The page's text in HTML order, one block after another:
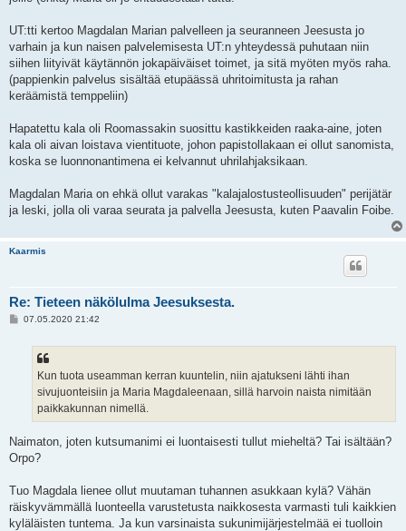
UT:tti kertoo Magdalan Marian palvelleen ja seuranneen Jeesusta jo
varhain ja kun naisen palvelemisesta UT:n yhteydessä puhutaan niin
siihen liityivät käytännön jokapäiväiset toimet, ja sitä myöten myös raha.
(pappienkin palvelus sisältää etupäässä uhritoimitusta ja rahan
keräämistä temppeliin)
Hapatettu kala oli Roomassakin suosittu kastikkeiden raaka-aine, joten
kala oli aivan loistava vientituote, johon papistollakaan ei ollut sanomista,
koska se luonnonantimena ei kelvannut uhrilahjaksikaan.
Magdalan Maria on ehkä ollut varakas "kalajalostusteollisuuden" perijätär
ja leski, jolla oli varaa seurata ja palvella Jeesusta, kuten Paavalin Foibe.
Kaarmis
Re: Tieteen näkölulma Jeesuksesta.
V07.05.2020 21:42
Kun tuota useamman kerran kuuntelin, niin ajatukseni lähti ihan
sivujuonteisiin ja Maria Magdaleenaan, sillä harvoin naista nimitään
paikkakunnan nimellä.
Naimaton, joten kutsumanimi ei luontaisesti tullut mieheltä? Tai isältään?
Orpo?
Tuo Magdala lienee ollut muutaman tuhannen asukkaan kylä? Vähän
räiskyvämmällä luonteella varustetusta naikkosesta varmasti tuli kaikkien
kyläläisten tuntema. Ja kun varsinaista sukunimijärjestelmää ei tuolloin